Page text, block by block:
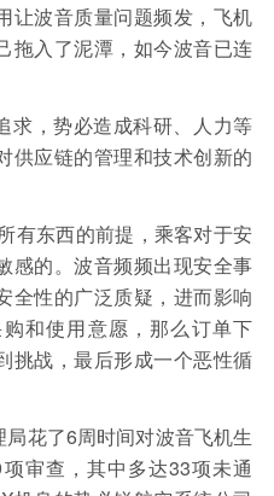
让波音质量问题频发，飞机
拖入了泥潭，如今波音已连
求，势必造成科研、人力等
供应链的管理和技术创新的
有东西的前提，乘客对于安
感的。波音频频出现安全事
全性的广泛质疑，进而影响
和使用意愿，那么订单下
挑战，最后形成一个恶性循
花了6周时间对波音飞机生
审查，其中多达33项未通